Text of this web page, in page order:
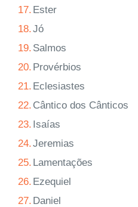
17. Ester
18.Jó
19. Salmos
20. Provérbios
21. Eclesiastes
22. Cântico dos Cânticos
23. Isaías
24.Jeremias
25. Lamentações
26. Ezequiel
27. Daniel